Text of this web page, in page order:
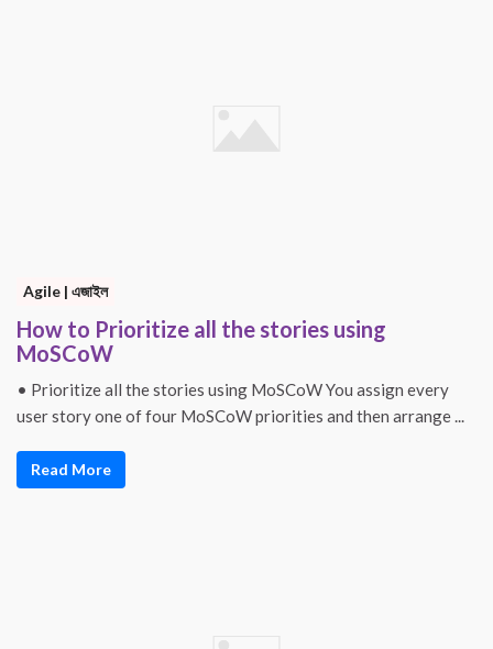
Agile | এজাইল
How to Prioritize all the stories using
MoSCoW
• Prioritize all the stories using MoSCoW You assign every
user story one of four MoSCoW priorities and then arrange ...
Read More